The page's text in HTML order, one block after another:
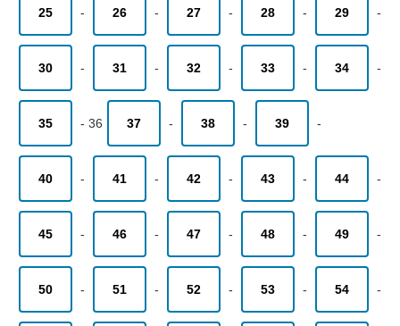
25 - 26 - 27 - 28 - 29 -
30 - 31 - 32 - 33 - 34 -
35 - 36 37 - 38 - 39 -
40 - 41 - 42 - 43 - 44 -
45 - 46 - 47 - 48 - 49 -
50 - 51 - 52 - 53 - 54 -